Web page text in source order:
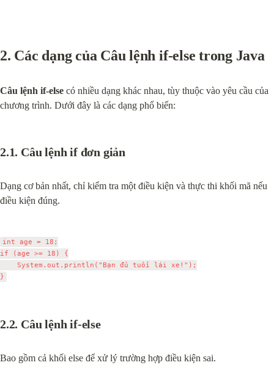
2. Các dạng của Câu lệnh if-else trong Java
Câu lệnh if-else có nhiều dạng khác nhau, tùy thuộc vào yêu cầu của
chương trình. Dưới đây là các dạng phổ biến:
2.1. Câu lệnh if đơn giản
Dạng cơ bản nhất, chỉ kiểm tra một điều kiện và thực thi khối mã nếu
điều kiện đúng.
int age = 18;
if (age >= 18) {
    System.out.println("Bạn đủ tuổi lái xe!");
2.2. Câu lệnh if-else
Bao gồm cả khối else để xử lý trường hợp điều kiện sai.